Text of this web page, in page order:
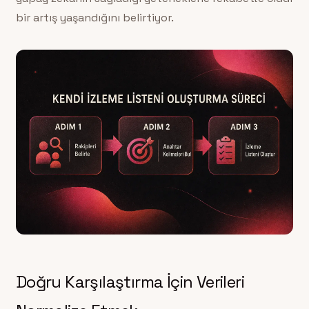
bir artış yaşandığını belirtiyor.
Doğru Karşılaştırma İçin Verileri